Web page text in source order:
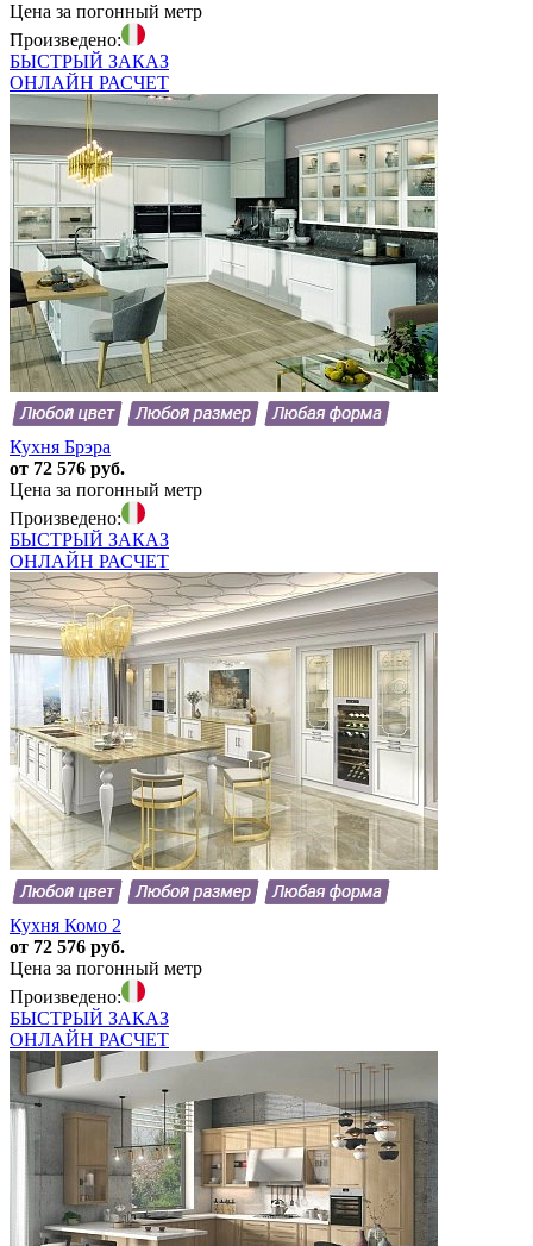
Цена за погонный метр
Произведено:
БЫСТРЫЙ ЗАКАЗ
ОНЛАЙН РАСЧЕТ
Кухня Брэра
от 72 576 руб.
Цена за погонный метр
Произведено:
БЫСТРЫЙ ЗАКАЗ
ОНЛАЙН РАСЧЕТ
Кухня Комо 2
от 72 576 руб.
Цена за погонный метр
Произведено:
БЫСТРЫЙ ЗАКАЗ
ОНЛАЙН РАСЧЕТ